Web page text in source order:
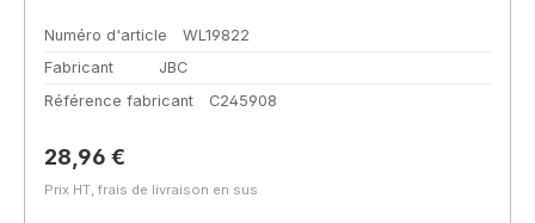
Numéro d'article
WL19822
Fabricant
JBC
Référence fabricant
C245908
Prix régulier :
28,96 €
Prix HT, frais de livraison en sus